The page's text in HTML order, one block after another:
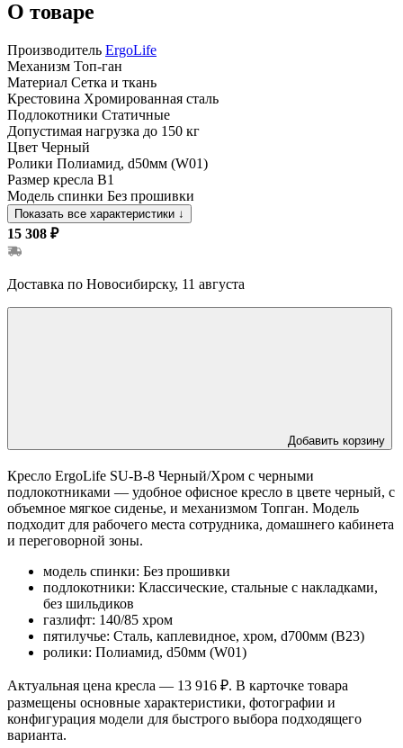
О товаре
Производитель ErgoLife
Механизм Топ-ган
Материал Сетка и ткань
Крестовина Хромированная сталь
Подлокотники Статичные
Допустимая нагрузка до 150 кг
Цвет Черный
Ролики Полиамид, d50мм (W01)
Размер кресла B1
Модель спинки Без прошивки
Показать все характеристики ↓
15 308 ₽
Доставка по Новосибирску, 11 августа
Добавить корзину
Кресло ErgoLife SU-B-8 Черный/Хром с черными
подлокотниками — удобное офисное кресло в цвете черный, с
объемное мягкое сиденье, и механизмом Топган. Модель
подходит для рабочего места сотрудника, домашнего кабинета
и переговорной зоны.
модель спинки: Без прошивки
подлокотники: Классические, стальные с накладками,
без шильдиков
газлифт: 140/85 хром
пятилучье: Сталь, каплевидное, хром, d700мм (B23)
ролики: Полиамид, d50мм (W01)
Актуальная цена кресла — 13 916 ₽. В карточке товара
размещены основные характеристики, фотографии и
конфигурация модели для быстрого выбора подходящего
варианта.